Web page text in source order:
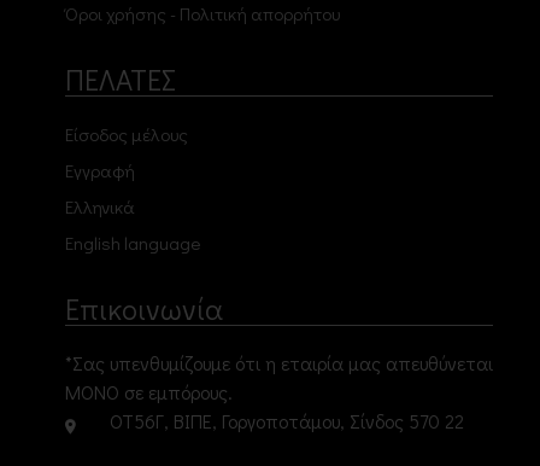
Όροι χρήσης - Πολιτική απορρήτου
ΠΕΛΑΤΕΣ
Είσοδος μέλους
Εγγραφή
Ελληνικά
English language
Επικοινωνία
*Σας υπενθυμίζουμε ότι η εταιρία μας απευθύνεται
ΜΟΝΟ σε εμπόρους.
ΟΤ56Γ, ΒΙΠΕ, Γοργοποτάμου, Σίνδος 570 22